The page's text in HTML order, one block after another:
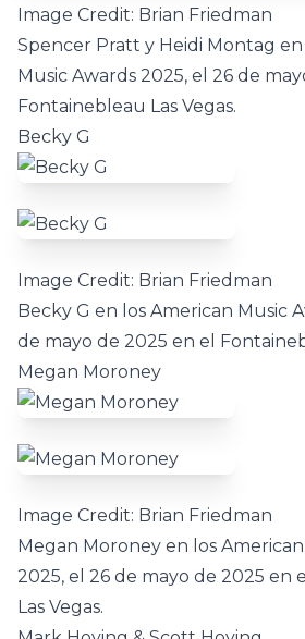
Image Credit: Brian Friedman
Spencer Pratt y Heidi Montag
Music Awards 2025, el 26 de
Fontainebleau Las Vegas.
Becky G
Image Credit: Brian Friedman
Becky G en los American Music
de mayo de 2025 en el
Megan Moroney
Image Credit: Brian Friedman
Megan Moroney en los
2025, el 26 de mayo de 2025 en
Las Vegas.